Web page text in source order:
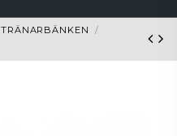
TRÄNARBÄNKEN